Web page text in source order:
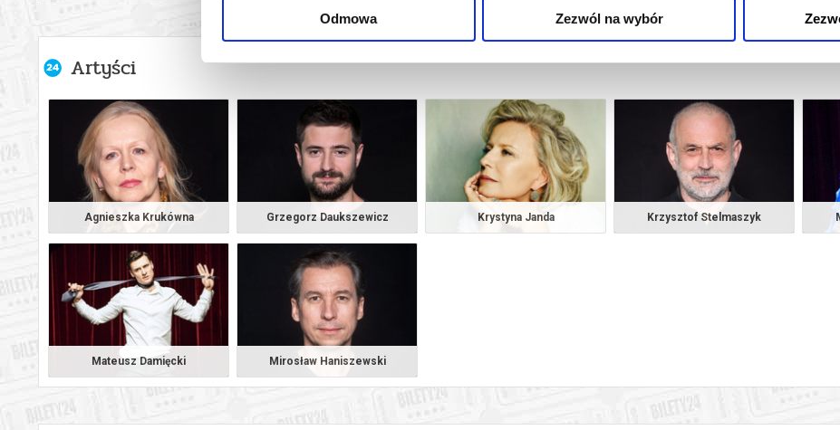
Odmowa Zezwól na wybór
Artyści
Agnieszka Krukówna Grzegorz Daukszewicz Krystyna Janda Krzysztof Stelmaszyk
Mateusz Damięcki Mirosław Haniszewski